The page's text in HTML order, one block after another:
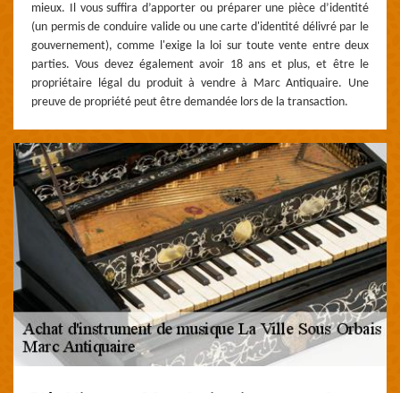
mieux. Il vous suffira d’apporter ou préparer une pièce d’identité
(un permis de conduire valide ou une carte d'identité délivré par le
gouvernement), comme l'exige la loi sur toute vente entre deux
parties. Vous devez également avoir 18 ans et plus, et être le
propriétaire légal du produit à vendre à Marc Antiquaire. Une
preuve de propriété peut être demandée lors de la transaction.